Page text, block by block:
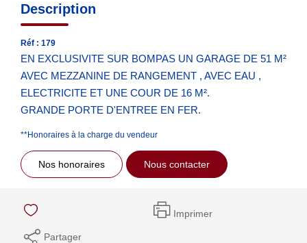
Description
Réf : 179
EN EXCLUSIVITE SUR BOMPAS UN GARAGE DE 51 M²
AVEC MEZZANINE DE RANGEMENT , AVEC EAU ,
ELECTRICITE ET UNE COUR DE 16 M².
GRANDE PORTE D'ENTREE EN FER.
**Honoraires à la charge du vendeur
Nos honoraires Nous contacter
Imprimer
Partager